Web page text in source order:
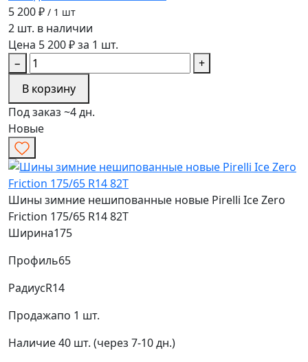
5 200 ₽ / 1 шт
2 шт. в наличии
Цена 5 200 ₽ за 1 шт.
−
+
В корзину
Под заказ ~4 дн.
Новые
Шины зимние нешипованные новые Pirelli Ice Zero
Friction 175/65 R14 82T
Ширина175
Профиль65
РадиусR14
Продажапо 1 шт.
Наличие40 шт. (через 7-10 дн.)